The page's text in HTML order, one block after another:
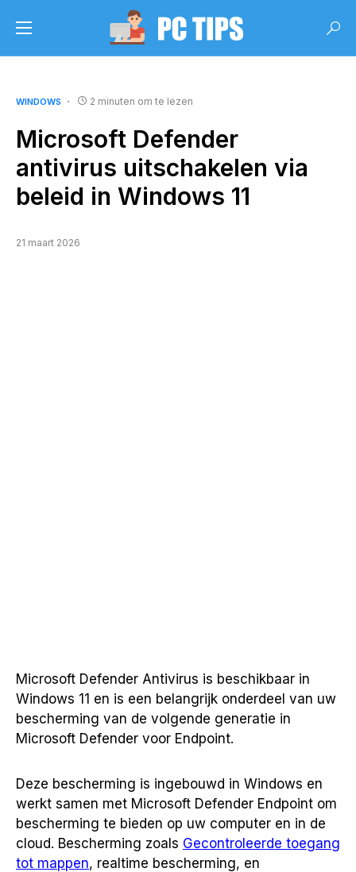
WINDOWS 2 minuten om te lezen
Microsoft Defender
antivirus uitschakelen via
beleid in Windows 11
21 maart 2026
Microsoft Defender Antivirus is beschikbaar in
Windows 11 en is een belangrijk onderdeel van uw
bescherming van de volgende generatie in
Microsoft Defender voor Endpoint.
Deze bescherming is ingebouwd in Windows en
werkt samen met Microsoft Defender Endpoint om
bescherming te bieden op uw computer en in de
cloud. Bescherming zoals Gecontroleerde toegang
tot mappen, realtime bescherming, en